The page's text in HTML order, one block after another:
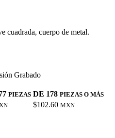
cuadrada, cuerpo de metal.
Grabado
PIEZAS DE 178 PIEZAS O MÁS
$102.60 MXN